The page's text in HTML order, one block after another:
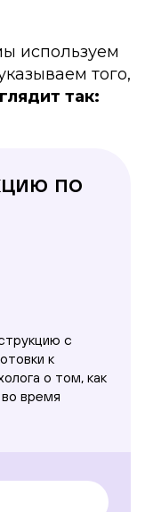
используем
того,
так:
по
с
к
о том, как
время